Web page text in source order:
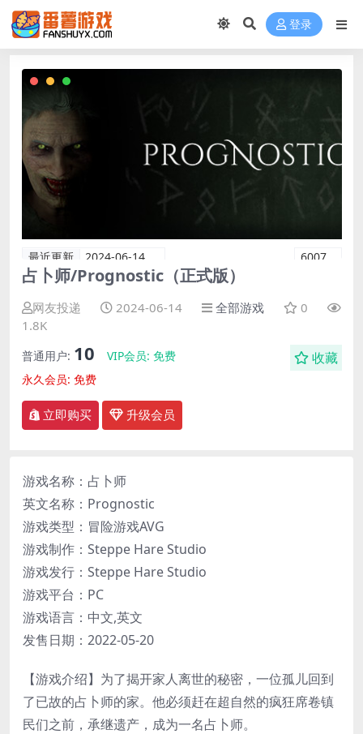
登录
最近更新 2024-06-14 6007
占卜师/Prognostic（正式版）
网友投递 2024-06-14 全部游戏
0
1.8K
普通用户: 10 VIP会员: 免费
永久会员: 免费
收藏
立即购买 升级会员
游戏名称：占卜师
英文名称：Prognostic
游戏类型：冒险游戏AVG
游戏制作：Steppe Hare Studio
游戏发行：Steppe Hare Studio
游戏平台：PC
游戏语言：中文,英文
发售日期：2022-05-20
【游戏介绍】为了揭开家人离世的秘密，一位孤儿回到
了已故的占卜师的家。他必须赶在超自然的疯狂席卷镇
民们之前，承继遗产，成为一名占卜师。